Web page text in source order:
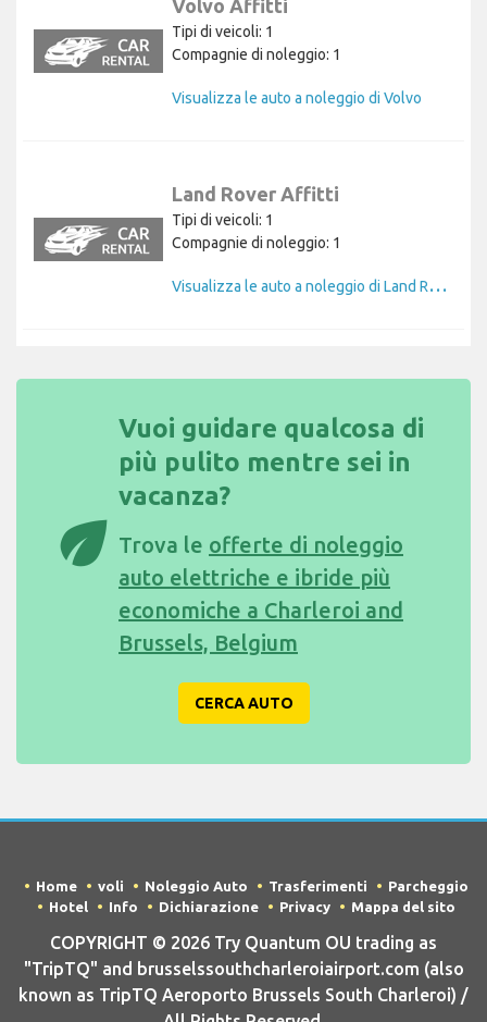
Volvo Affitti
Tipi di veicoli: 1
Compagnie di noleggio: 1
Visualizza le auto a noleggio di Volvo
Land Rover Affitti
Tipi di veicoli: 1
Compagnie di noleggio: 1
V
isualizza le auto a noleggio di Land Rover
eco
Vuoi guidare qualcosa di
più pulito mentre sei in
vacanza?
Trova le offerte di noleggio
auto elettriche e ibride più
economiche a Charleroi and
Brussels, Belgium
CERCA AUTO
Home voli Noleggio Auto Trasferimenti
Parcheggio
Hotel
Info Dichiarazione Privacy Mappa del sito
COPYRIGHT © 2026 Try Quantum OU trading as
"TripTQ" and brusselssouthcharleroiairport.com (also
known as TripTQ Aeroporto Brussels South Charleroi) /